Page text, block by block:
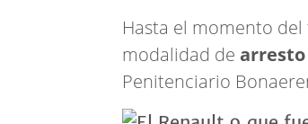
Hasta el momento
modalidad de
Penitenciario